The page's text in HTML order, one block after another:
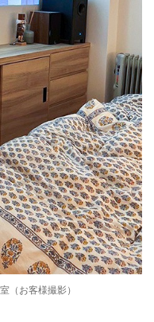
（お客様撮影）